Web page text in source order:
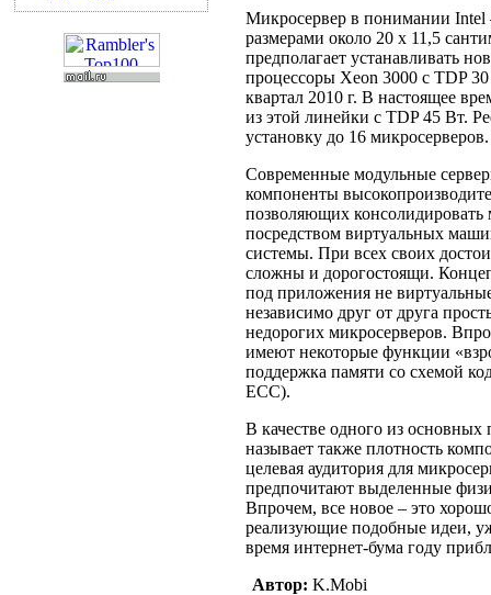
Микросервер в понимании Intel
размерами около 20 х 11,5
предполагает устанавливать
процессоры Xeon 3000 с TDP
квартал 2010 г. В настоящее
из этой линейки с TDP 45 Вт.
установку до 16 микросерверов.
Современные модульные
компоненты
позволяющих
посредством виртуальных
системы. При всех своих
сложны и дорогостоящи.
под приложения не
независимо друг от друга
недорогих микросерверов.
имеют некоторые функции
поддержка памяти со схемой
ECC).
В качестве одного из
называет также плотность
целевая аудитория для
предпочитают выделенные
Впрочем, все новое – это
реализующие подобные идеи,
время интернет-бума году
Автор: K.Mobi